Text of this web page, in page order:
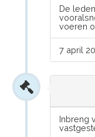
De
voeren
7 april
Inbreng